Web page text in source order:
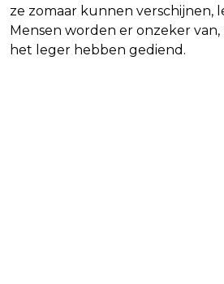
ze zomaar kunnen verschijnen,
Mensen worden er onzeker van,
het leger hebben gediend.